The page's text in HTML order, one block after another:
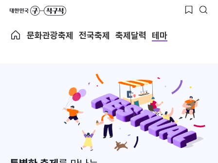
문화관광축제 전국축제 축제달력 테마